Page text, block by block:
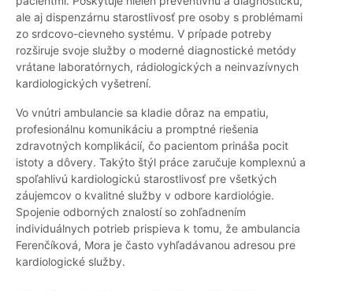
ale aj dispenzárnu starostlivosť pre osoby s problémami
zo srdcovo-cievneho systému. V prípade potreby
rozširuje svoje služby o moderné diagnostické metódy
vrátane laboratórnych, rádiologických a neinvazívnych
kardiologických vyšetrení.
Vo vnútri ambulancie sa kladie dôraz na empatiu,
profesionálnu komunikáciu a promptné riešenia
zdravotných komplikácií, čo pacientom prináša pocit
istoty a dôvery. Takýto štýl práce zaručuje komplexnú a
spoľahlivú kardiologickú starostlivosť pre všetkých
záujemcov o kvalitné služby v odbore kardiológie.
Spojenie odborných znalostí so zohľadnením
individuálnych potrieb prispieva k tomu, že ambulancia
Ferenčíková, Mora je často vyhľadávanou adresou pre
kardiologické služby.